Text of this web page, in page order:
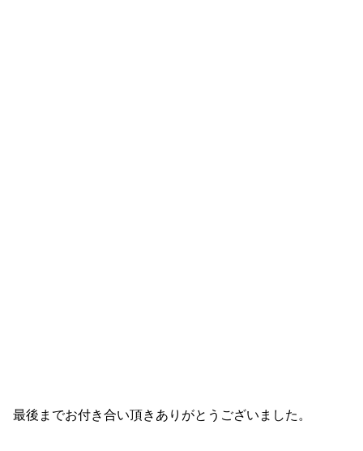
最後までお付き合い頂きありがとうございました。